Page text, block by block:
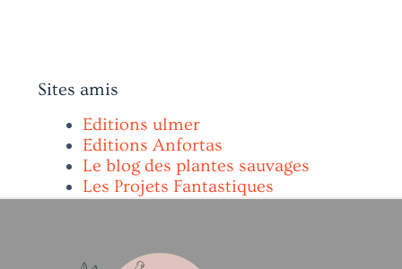
Sites amis
Editions ulmer
Editions Anfortas
Le blog des plantes sauvages
Les Projets Fantastiques